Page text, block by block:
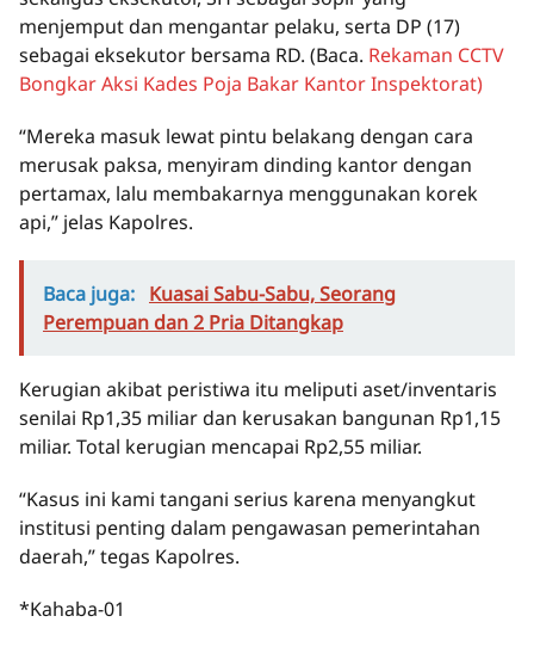
menjemput dan mengantar pelaku, serta DP (17)
sebagai eksekutor bersama RD. (Baca. Rekaman CCTV
Bongkar Aksi Kades Poja Bakar Kantor Inspektorat)
“Mereka masuk lewat pintu belakang dengan cara
merusak paksa, menyiram dinding kantor dengan
pertamax, lalu membakarnya menggunakan korek
api,” jelas Kapolres.
Baca juga: Kuasai Sabu-Sabu, Seorang
Perempuan dan 2 Pria Ditangkap
Kerugian akibat peristiwa itu meliputi aset/inventaris
senilai Rp1,35 miliar dan kerusakan bangunan Rp1,15
miliar. Total kerugian mencapai Rp2,55 miliar.
“Kasus ini kami tangani serius karena menyangkut
institusi penting dalam pengawasan pemerintahan
daerah,” tegas Kapolres.
*Kahaba-01